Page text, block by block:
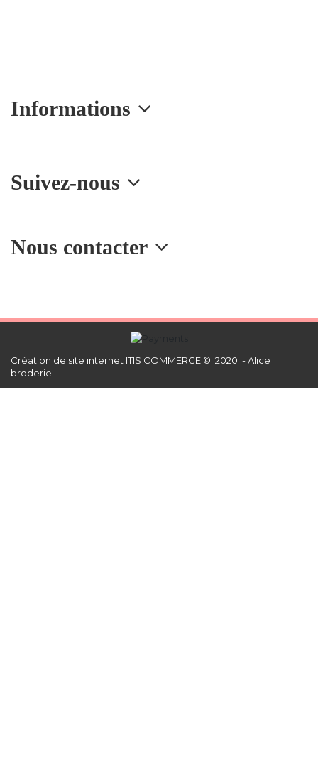
Nous contacter
Informations
Suivez-nous
Création de site internet ITIS COMMERCE © 2020 - Alice
broderie